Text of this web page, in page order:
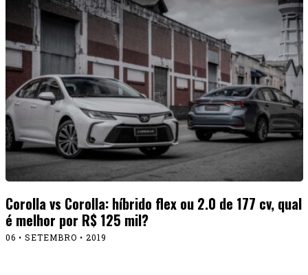
Corolla vs Corolla: híbrido flex ou 2.0 de 177 cv, qual
é melhor por R$ 125 mil?
06 • SETEMBRO • 2019